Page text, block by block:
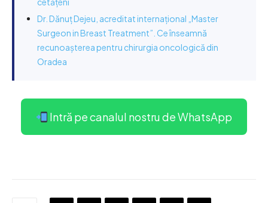
Dr. Dănuț Dejeu, acreditat internațional „Master
Surgeon in Breast Treatment”. Ce înseamnă
recunoașterea pentru chirurgia oncologică din
Oradea
Intră pe canalul nostru de WhatsApp